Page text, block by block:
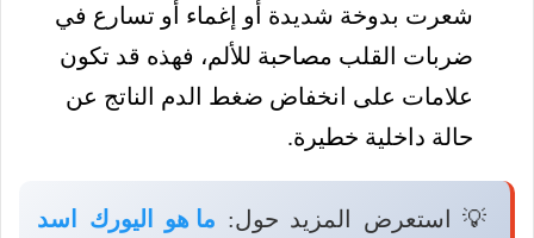
شعرت بدوخة شديدة أو إغماء أو تسارع في
ضربات القلب مصاحبة للألم، فهذه قد تكون
علامات على انخفاض ضغط الدم الناتج عن
حالة داخلية خطيرة.
💡 استعرض المزيد حول: ما هو اليورك اسد